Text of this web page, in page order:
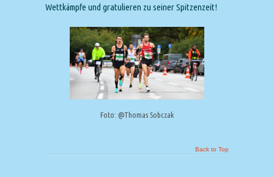
Wettkämpfe und gratulieren zu seiner Spitzenzeit!
Foto: @Thomas Sobczak
Back to Top